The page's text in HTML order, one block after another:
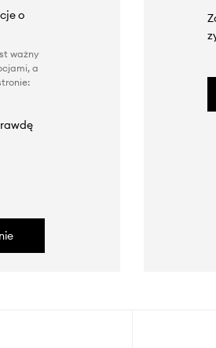
o
ważny
a